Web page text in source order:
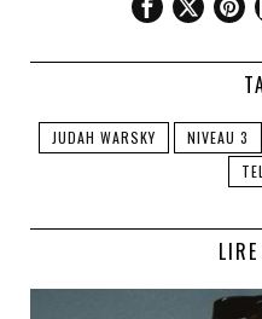
JUDAH WARSKY NIVEAU 3